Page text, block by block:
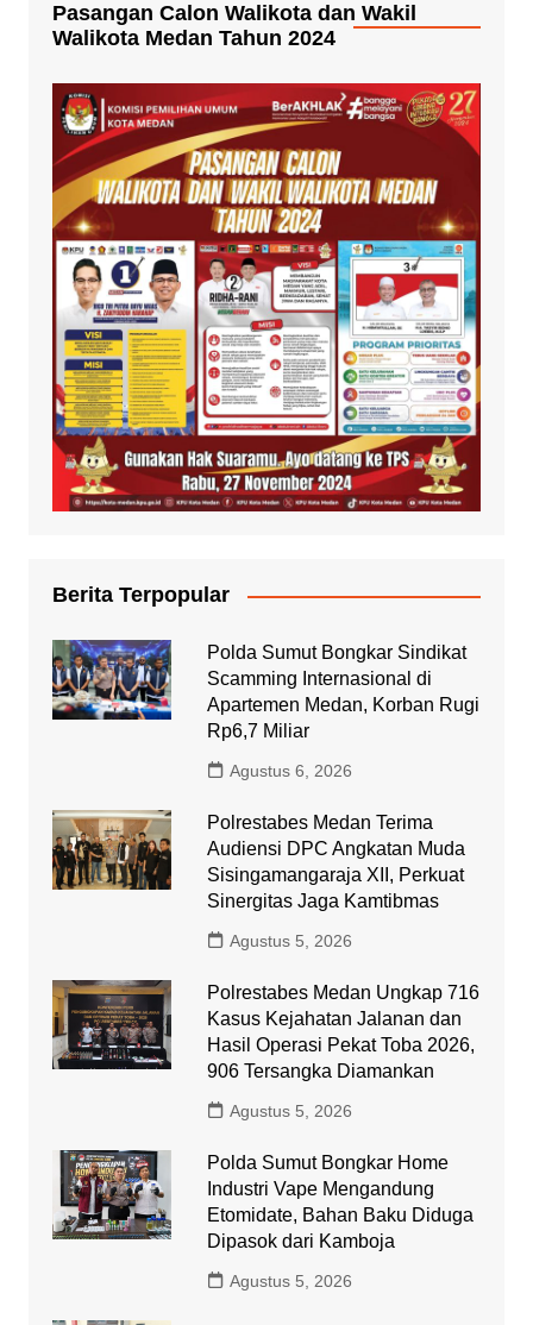
Pasangan Calon Walikota dan Wakil
Walikota Medan Tahun 2024
Berita Terpopular
Polda Sumut Bongkar Sindikat
Scamming Internasional di
Apartemen Medan, Korban Rugi
Rp6,7 Miliar
Agustus 6, 2026
Polrestabes Medan Terima
Audiensi DPC Angkatan Muda
Sisingamangaraja XII, Perkuat
Sinergitas Jaga Kamtibmas
Agustus 5, 2026
Polrestabes Medan Ungkap 716
Kasus Kejahatan Jalanan dan
Hasil Operasi Pekat Toba 2026,
906 Tersangka Diamankan
Agustus 5, 2026
Polda Sumut Bongkar Home
Industri Vape Mengandung
Etomidate, Bahan Baku Diduga
Dipasok dari Kamboja
Agustus 5, 2026